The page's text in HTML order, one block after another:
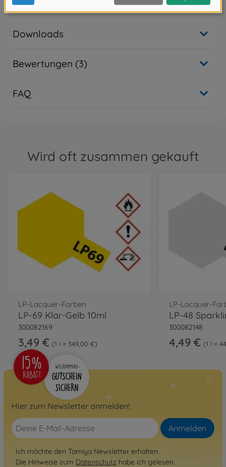
Downloads
Bewertungen (3)
FAQ
Wird oft zusammen gekauft
LP-Lacquer-Farben
LP-69 Klar-Gelb 10ml
300082169
3,49 € 1 l = 349,00 €
LP-Lacquer-
300082148
4,49 € 1 l =
Hier zum Newsletter anmelden!
Anmelden
Ich möchte den Tamiya Newsletter erhalten.
Die Hinweise zum Datenschutz habe ich gelesen.